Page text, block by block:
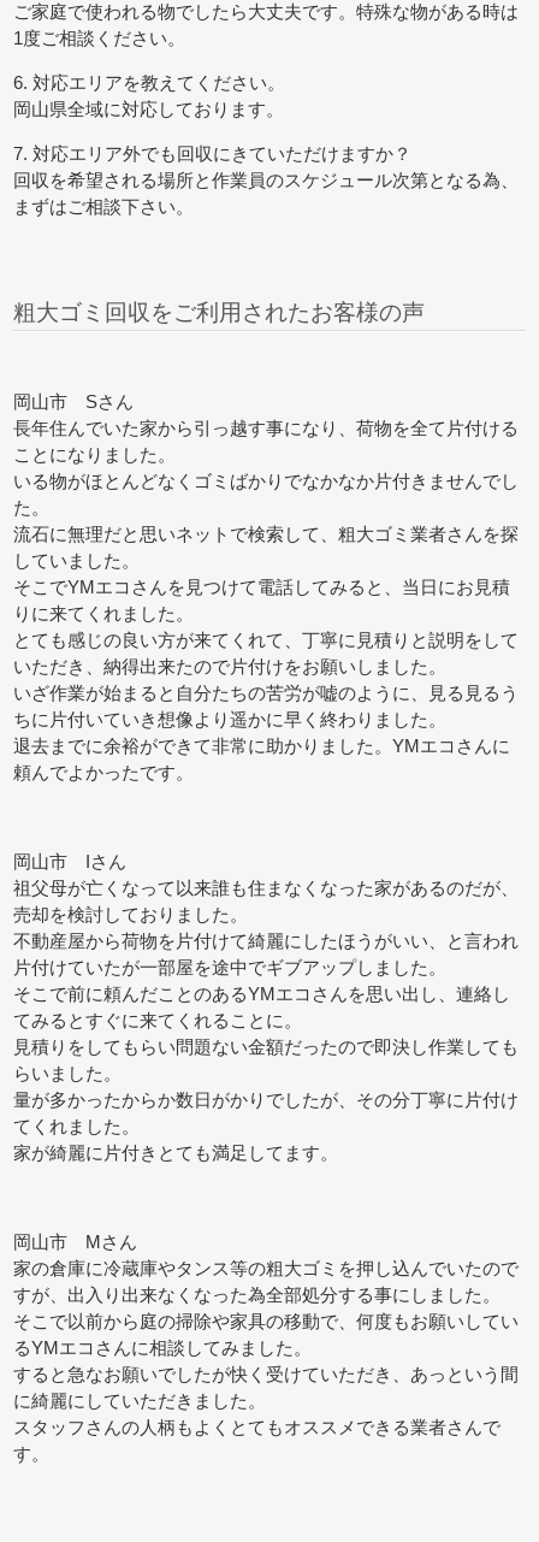
ご家庭で使われる物でしたら大丈夫です。特殊な物がある時は
1度ご相談ください。
6. 対応エリアを教えてください。
岡山県全域に対応しております。
7. 対応エリア外でも回収にきていただけますか？
回収を希望される場所と作業員のスケジュール次第となる為、
まずはご相談下さい。
粗大ゴミ回収をご利用されたお客様の声
岡山市 Sさん
長年住んでいた家から引っ越す事になり、荷物を全て片付ける
ことになりました。
いる物がほとんどなくゴミばかりでなかなか片付きませんでし
た。
流石に無理だと思いネットで検索して、粗大ゴミ業者さんを探
していました。
そこでYMエコさんを見つけて電話してみると、当日にお見積
りに来てくれました。
とても感じの良い方が来てくれて、丁寧に見積りと説明をして
いただき、納得出来たので片付けをお願いしました。
いざ作業が始まると自分たちの苦労が嘘のように、見る見るう
ちに片付いていき想像より遥かに早く終わりました。
退去までに余裕ができて非常に助かりました。YMエコさんに
頼んでよかったです。
岡山市 Iさん
祖父母が亡くなって以来誰も住まなくなった家があるのだが、
売却を検討しておりました。
不動産屋から荷物を片付けて綺麗にしたほうがいい、と言われ
片付けていたが一部屋を途中でギブアップしました。
そこで前に頼んだことのあるYMエコさんを思い出し、連絡し
てみるとすぐに来てくれることに。
見積りをしてもらい問題ない金額だったので即決し作業しても
らいました。
量が多かったからか数日がかりでしたが、その分丁寧に片付け
てくれました。
家が綺麗に片付きとても満足してます。
岡山市 Mさん
家の倉庫に冷蔵庫やタンス等の粗大ゴミを押し込んでいたので
すが、出入り出来なくなった為全部処分する事にしました。
そこで以前から庭の掃除や家具の移動で、何度もお願いしてい
るYMエコさんに相談してみました。
すると急なお願いでしたが快く受けていただき、あっという間
に綺麗にしていただきました。
スタッフさんの人柄もよくとてもオススメできる業者さんで
す。